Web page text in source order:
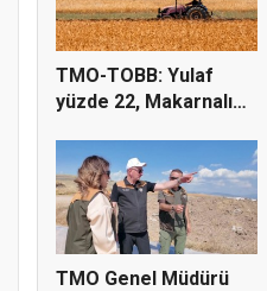
TMO-TOBB: Yulaf
yüzde 22, Makarnalık
TMO Genel Müdürü